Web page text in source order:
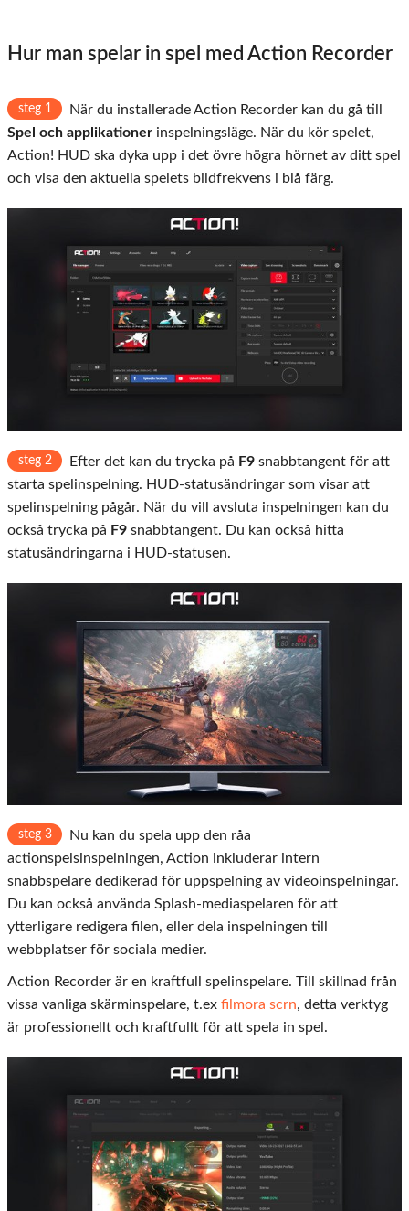
Hur man spelar in spel med Action Recorder
steg 1
När du installerade Action Recorder kan du gå till
Spel och applikationer inspelningsläge. När du kör spelet,
Action! HUD ska dyka upp i det övre högra hörnet av ditt spel
och visa den aktuella spelets bildfrekvens i blå färg.
steg 2 Efter det kan du trycka på F9 snabbtangent för att
starta spelinspelning. HUD-statusändringar som visar att
spelinspelning pågår. När du vill avsluta inspelningen kan du
också trycka på F9 snabbtangent. Du kan också hitta
statusändringarna i HUD-statusen.
steg 3
Nu kan du spela upp den råa
actionspelsinspelningen, Action inkluderar intern
snabbspelare dedikerad för uppspelning av videoinspelningar.
Du kan också använda Splash-mediaspelaren för att
ytterligare redigera filen, eller dela inspelningen till
webbplatser för sociala medier.
Action Recorder är en kraftfull spelinspelare. Till skillnad från
vissa vanliga skärminspelare, t.ex filmora scrn, detta verktyg
är professionellt och kraftfullt för att spela in spel.